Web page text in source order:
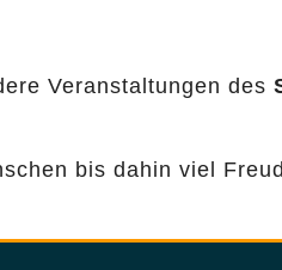
Veranstaltungen des
bis dahin viel